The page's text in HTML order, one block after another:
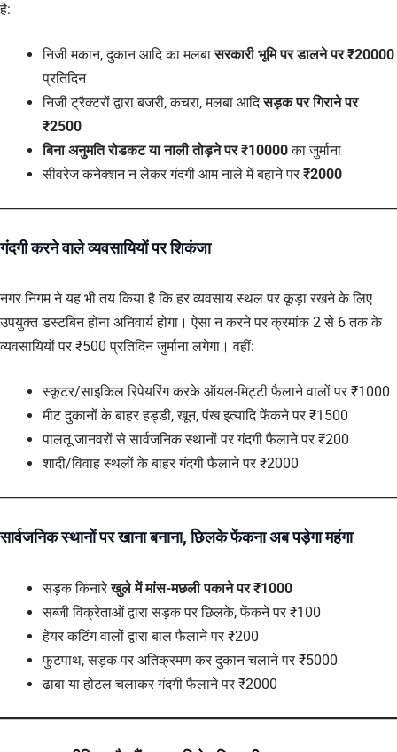
है:
निजी मकान, दुकान आदि का मलबासरकारी भूमि पर डालने पर ₹20000
प्रतिदिन
निजी ट्रैक्टरों द्वारा बजरी, कचरा, मलबा आदिसड़क पर गिराने पर
₹2500
बिना अनुमति रोडकट या नाली तोड़ने पर ₹10000का जुर्माना
सीवरेज कनेक्शन न लेकर गंदगी आम नाले में बहाने पर ₹2000
गंदगी करने वाले व्यवसायियों पर शिकंजा
नगर निगम ने यह भी तय किया है कि हर व्यवसाय स्थल पर कूड़ा रखने के लिए
उपयुक्त डस्टबिन होना अनिवार्य होगा। ऐसा न करने पर क्रमांक 2 से 6 तक के
व्यवसायियों पर ₹500 प्रतिदिन जुर्माना लगेगा। वहीं:
स्कूटर/साइकिल रिपेयरिंग करके ऑयल-मिट्टी फैलाने वालों पर ₹1000
मीट दुकानों के बाहर हड्डी, खून, पंख इत्यादि फेंकने पर ₹1500
पालतू जानवरों से सार्वजनिक स्थानों पर गंदगी फैलाने पर ₹200
शादी/विवाह स्थलों के बाहर गंदगी फैलाने पर ₹2000
सार्वजनिक स्थानों पर खाना बनाना, छिलके फेंकना अब पड़ेगा महंगा
सड़क किनारेखुले में मांस-मछली पकाने पर ₹1000
सब्जी विक्रेताओं द्वारा सड़क पर छिलके, फेंकने पर ₹100
हेयर कटिंग वालों द्वारा बाल फैलाने पर ₹200
फुटपाथ, सड़क पर अतिक्रमण कर दुकान चलाने पर ₹5000
ढाबा या होटल चलाकर गंदगी फैलाने पर ₹2000